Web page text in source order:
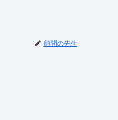
顧問の先生